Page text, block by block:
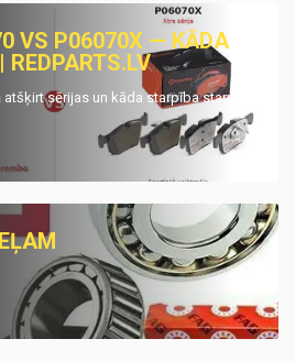
VS P06070X — KĀDA
REDPARTS.LV
sērijas un kāda starpība starp